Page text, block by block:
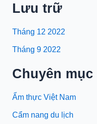
Lưu trữ
Tháng 12 2022
Tháng 9 2022
Chuyên mục
Ẩm thực Việt Nam
Cẩm nang du lịch